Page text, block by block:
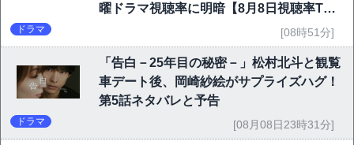
曜ドラマ視聴率に明暗【8月8日視聴率TO
ドラマ [08時51分]
「告白－25年目の秘密－」松村北斗と観覧
車デート後、岡崎紗絵がサプライズハグ！
第5話ネタバレと予告
ドラマ [08月08日23時31分]